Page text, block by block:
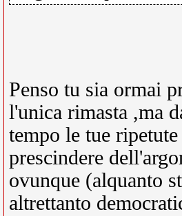
Penso tu sia ormai
l'unica rimasta ,ma
tempo le tue
prescindere
ovunque (alquanto
altrettanto